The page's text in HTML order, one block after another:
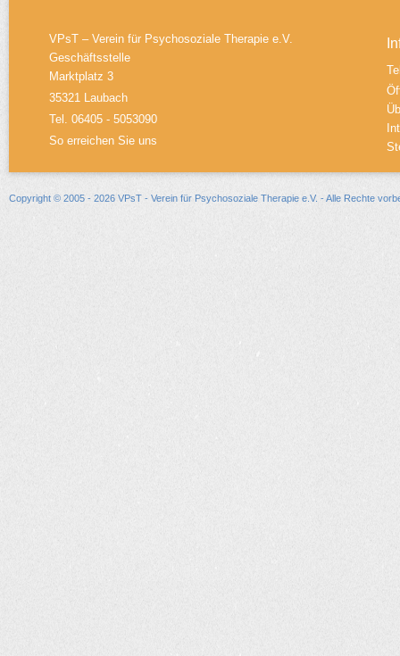
VPsT – Verein für Psychosoziale Therapie e.V.
Geschäftsstelle
Marktplatz 3
35321 Laubach
Tel. 06405 - 5053090
So erreichen Sie uns
Copyright © 2005 - 2026 VPsT - Verein für Psychosoziale Therapie e.V. - Alle Rechte